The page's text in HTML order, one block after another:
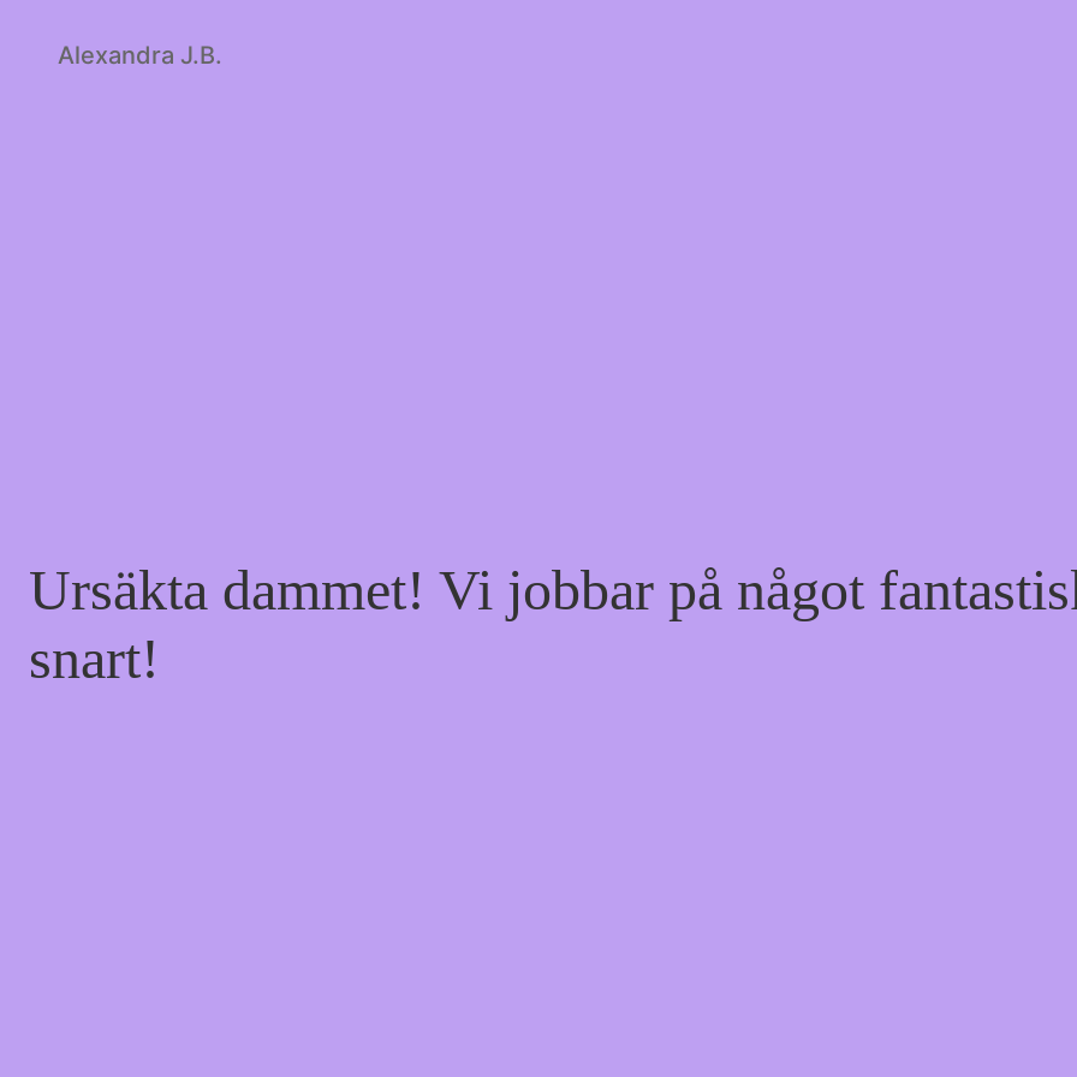
Alexandra J.B.
Ursäkta dammet! Vi jobbar på något
snart!